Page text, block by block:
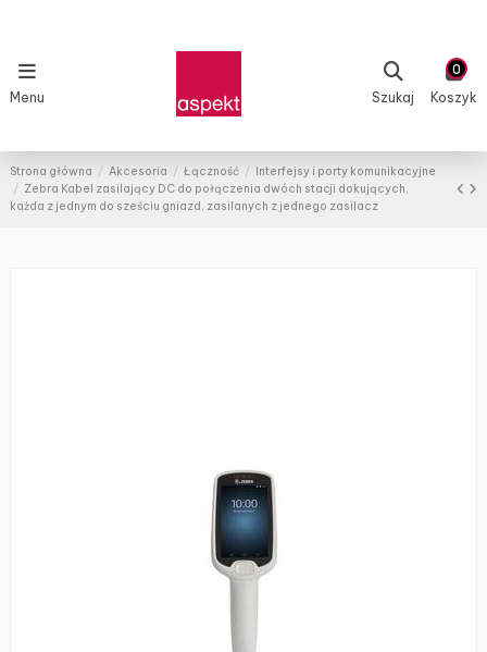
Menu Szukaj
0
Koszyk
Strona główna Akcesoria Łączność
Interfejsy i porty komunikacyjne
Zebra Kabel zasilający DC do połączenia dwóch stacji dokujących,
każda z jednym do sześciu gniazd, zasilanych z jednego zasilacz